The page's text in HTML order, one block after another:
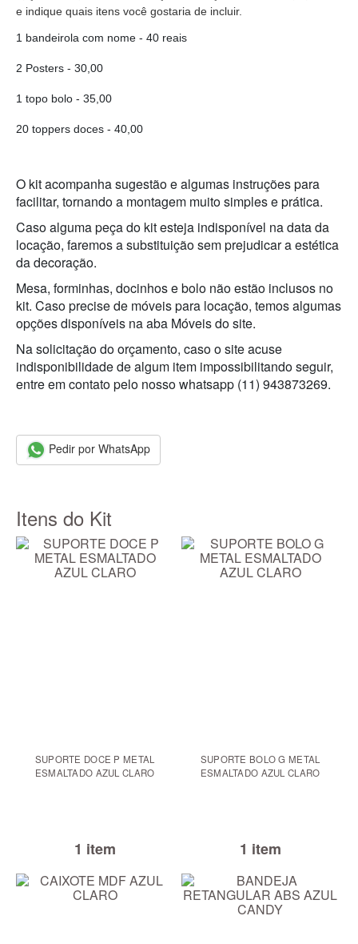
e indique quais itens você gostaria de incluir.
1 bandeirola com nome - 40 reais
2 Posters - 30,00
1 topo bolo - 35,00
20 toppers doces - 40,00
O kit acompanha sugestão e algumas instruções para
facilitar, tornando a montagem muito simples e prática.
Caso alguma peça do kit esteja indisponível na data da
locação, faremos a substituição sem prejudicar a estética
da decoração.
Mesa, forminhas, docinhos e bolo não estão inclusos no
kit. Caso precise de móveis para locação, temos algumas
opções disponíveis na aba Móveis do site.
Na solicitação do orçamento, caso o site acuse
indisponibilidade de algum item impossibilitando seguir,
entre em contato pelo nosso whatsapp (11) 943873269.
Pedir por WhatsApp
Itens do Kit
SUPORTE DOCE P METAL
ESMALTADO AZUL CLARO
1 item
SUPORTE BOLO G METAL
ESMALTADO AZUL CLARO
1 item